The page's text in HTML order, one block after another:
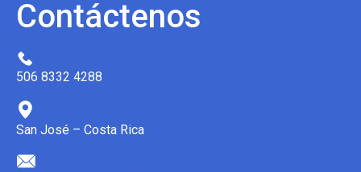
Contáctenos
506 8332 4288
San José – Costa Rica